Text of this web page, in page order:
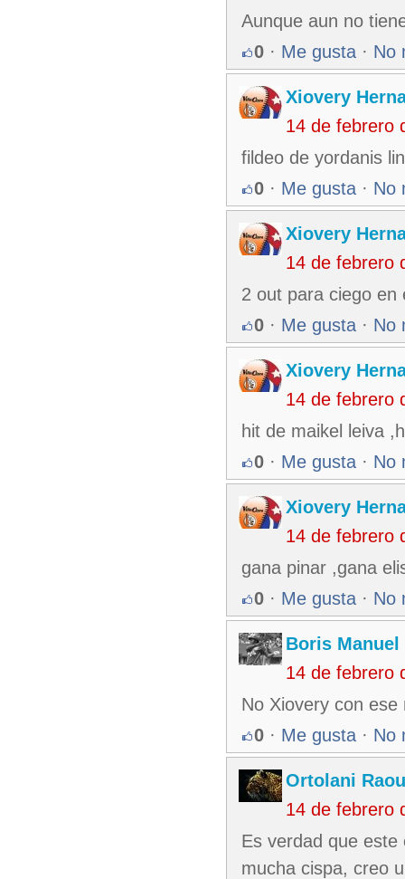
Aunque aun no
0 · Me gusta · No
Xiovery
14 de febrero
fildeo de yordanis
0 · Me gusta · No
Xiovery
14 de febrero
2 out para ciego en
0 · Me gusta · No
Xiovery
14 de febrero
hit de maikel leiva
0 · Me gusta · No
Xiovery
14 de febrero
gana pinar ,gana
0 · Me gusta · No
Boris Manuel
14 de febrero
No Xiovery con
0 · Me gusta · No
Ortolani
14 de febrero
Es verdad que
mucha cispa, creo